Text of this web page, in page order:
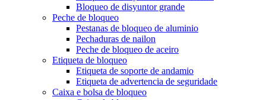
Bloqueo de disyuntor grande
Peche de bloqueo
Pestanas de bloqueo de aluminio
Pechaduras de nailon
Peche de bloqueo de aceiro
Etiqueta de bloqueo
Etiqueta de soporte de andamio
Etiqueta de advertencia de seguridade
Caixa e bolsa de bloqueo